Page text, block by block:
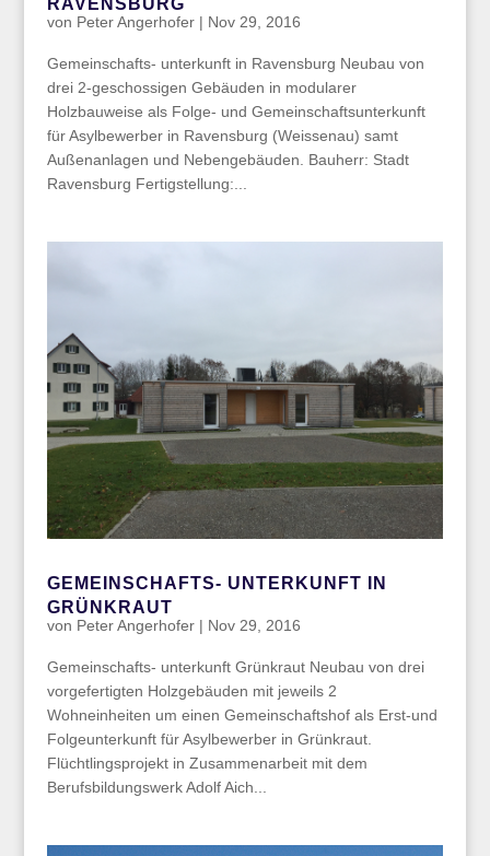
RAVENSBURG
von Peter Angerhofer| Nov 29, 2016
Gemeinschafts- unterkunft in Ravensburg Neubau von
drei 2-geschossigen Gebäuden in modularer
Holzbauweise als Folge- und Gemeinschaftsunterkunft
für Asylbewerber in Ravensburg (Weissenau) samt
Außenanlagen und Nebengebäuden. Bauherr: Stadt
Ravensburg Fertigstellung:...
GEMEINSCHAFTS- UNTERKUNFT IN
GRÜNKRAUT
von Peter Angerhofer| Nov 29, 2016
Gemeinschafts- unterkunft Grünkraut Neubau von drei
vorgefertigten Holzgebäuden mit jeweils 2
Wohneinheiten um einen Gemeinschaftshof als Erst-und
Folgeunterkunft für Asylbewerber in Grünkraut.
Flüchtlingsprojekt in Zusammenarbeit mit dem
Berufsbildungswerk Adolf Aich...